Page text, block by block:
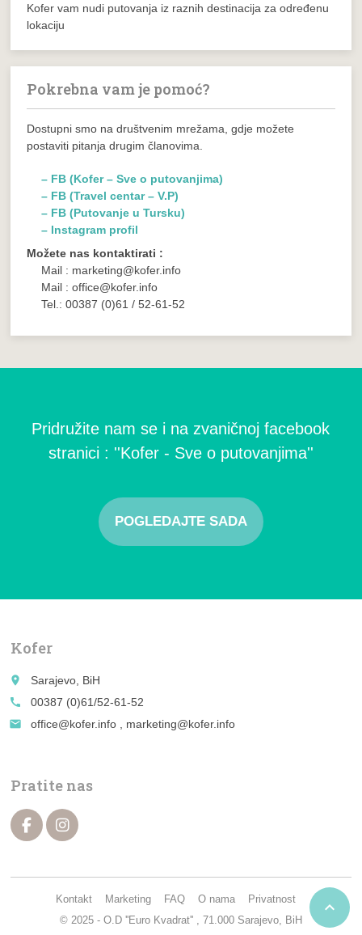
Kofer vam nudi putovanja iz raznih destinacija za određenu
lokaciju
Pokrebna vam je pomoć?
Dostupni smo na društvenim mrežama, gdje možete
postaviti pitanja drugim članovima.
– FB (Kofer – Sve o putovanjima)
– FB (Travel centar – V.P)
– FB (Putovanje u Tursku)
– Instagram profil
Možete nas kontaktirati :
Mail : marketing@kofer.info
Mail : office@kofer.info
Tel.: 00387 (0)61 / 52-61-52
Pridružite nam se i na zvaničnoj facebook
stranici : ''Kofer - Sve o putovanjima''
POGLEDAJTE SADA
Kofer
place
Sarajevo, BiH
call
00387 (0)61/52-61-52
email
office@kofer.info , marketing@kofer.info
Pratite nas
© 2025 - O.D ''Euro Kvadrat'' , 71.000 Sarajevo, BiH
Kontakt Marketing FAQ O nama Privatnost 